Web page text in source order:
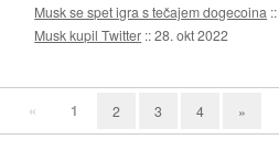
Musk se spet igra s tečajem dogecoina
Musk kupil Twitter ::28. okt 2022
« 1 2 3 4 »